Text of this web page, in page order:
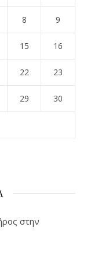
8 9
15 16
22 23
29 30
στην